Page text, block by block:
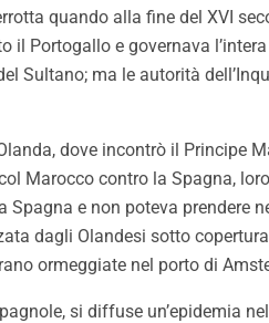
quando alla fine del XVI
il Portogallo e governava
Sultano; ma le autorità
dove incontrò il Principe
Marocco contro la Spagna,
e non poteva prendere
dagli Olandesi sotto
ormeggiate nel porto di
si diffuse un’epidemia